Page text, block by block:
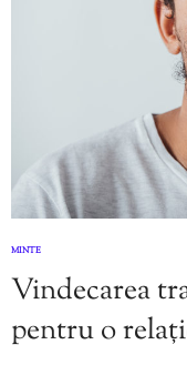
MINTE
Vindecarea
pentru o